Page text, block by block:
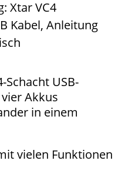
Xtar VC4
Kabel, Anleitung
Schacht USB-
Akkus
in einem
vielen Funktionen